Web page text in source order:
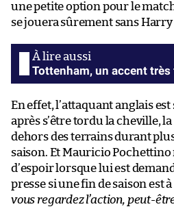
une petite option pour le
se jouera sûrement sans Harry
Tottenham, un accent très
En effet, l’attaquant anglais est
après s’être tordu la cheville, la
dehors des terrains durant
saison. Et Mauricio Pochettino
d’espoir lorsque lui est
presse si une fin de saison est
vous regardez l’action, peut-